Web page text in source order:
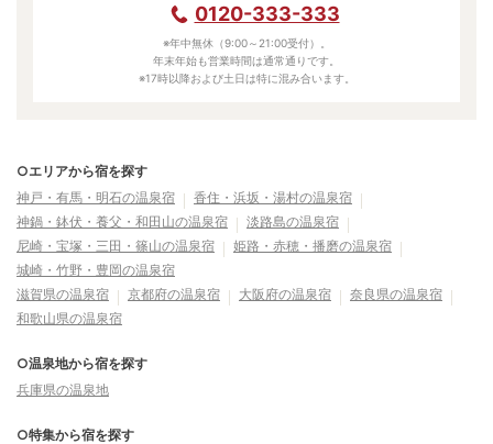
0120-333-333
※年中無休（9:00～21:00受付）。
年末年始も営業時間は通常通りです。
※17時以降および土日は特に混み合います。
○エリアから宿を探す
神戸・有馬・明石の温泉宿
香住・浜坂・湯村の温泉宿
神鍋・鉢伏・養父・和田山の温泉宿
淡路島の温泉宿
尼崎・宝塚・三田・篠山の温泉宿
姫路・赤穂・播磨の温泉宿
城崎・竹野・豊岡の温泉宿
滋賀県の温泉宿
京都府の温泉宿 大阪府の温泉宿
奈良県の温泉宿
和歌山県の温泉宿
○温泉地から宿を探す
兵庫県の温泉地
○特集から宿を探す